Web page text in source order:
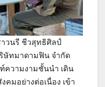
วนรี ชีวสุทธิศิลป์
ษัทมาดามฟิน จำกัด
วามงามชั้นนำ เดิน
คมอย่างต่อเนื่อง เข้า